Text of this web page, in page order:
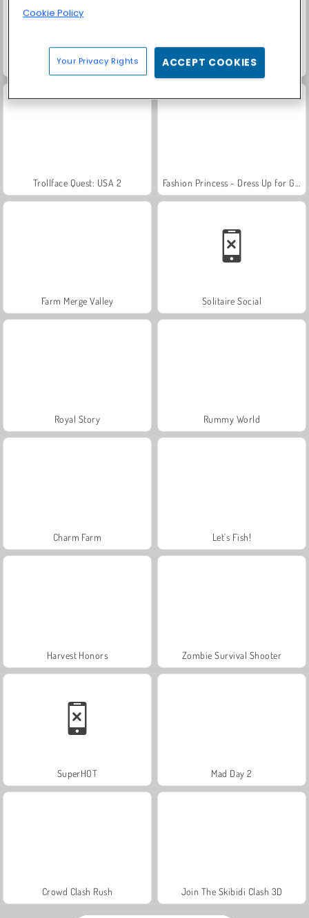
Scala 40 Heroes of Myths
Trollface Quest: USA 2
Farm Merge Valley Solitaire Social
Royal Story Rummy World
Charm Farm Let's Fish!
Harvest Honors Zombie Survival Shooter
SuperHOT Mad Day 2
Crowd Clash Rush Join The Skibidi Clash 3D
Cookie Policy
Your Privacy Rights ACCEPT COOKIES